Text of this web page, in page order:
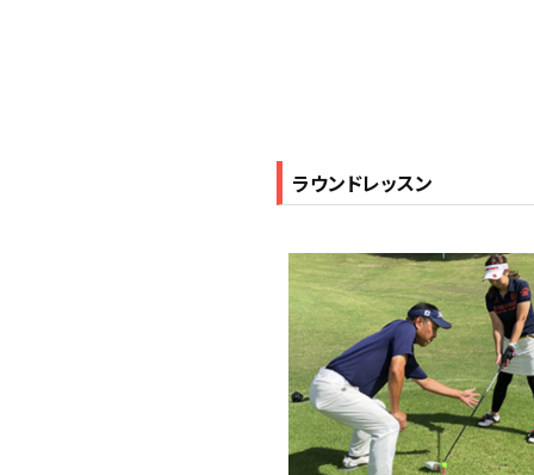
ラウンドレッスン